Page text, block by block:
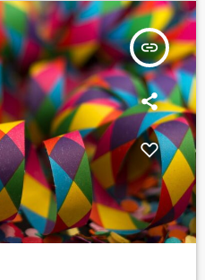
insert_link